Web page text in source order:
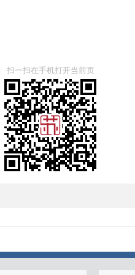
扫一扫在手机打开当前页